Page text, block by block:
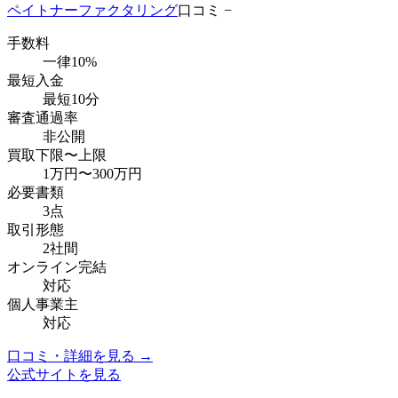
ペイトナーファクタリング口コミ −
手数料
一律10%
最短入金
最短10分
審査通過率
非公開
買取下限〜上限
1万円 〜300万円
必要書類
3点
取引形態
2社間
オンライン完結
対応
個人事業主
対応
口コミ・詳細を見る →
公式サイトを見る